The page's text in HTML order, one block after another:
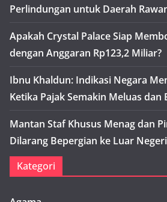
Perlindungan untuk Daerah
Apakah Crystal Palace Siap
dengan Anggaran Rp123,2 Miliar?
Ibnu Khaldun: Indikasi Negara
Ketika Pajak Semakin Meluas dan
Mantan Staf Khusus Menag dan
Dilarang Bepergian ke Luar Negeri
Kategori